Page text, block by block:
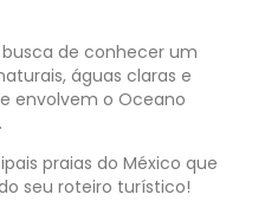
de conhecer um
águas claras e
envolvem o Oceano
.
praias do México que
seu roteiro turístico!